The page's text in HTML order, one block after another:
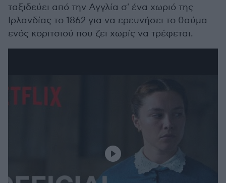
ταξιδεύει από την Αγγλία σ' ένα χωριό της
Ιρλανδίας το 1862 για να ερευνήσει το θαύμα
ενός κοριτσιού που ζει χωρίς να τρέφεται.